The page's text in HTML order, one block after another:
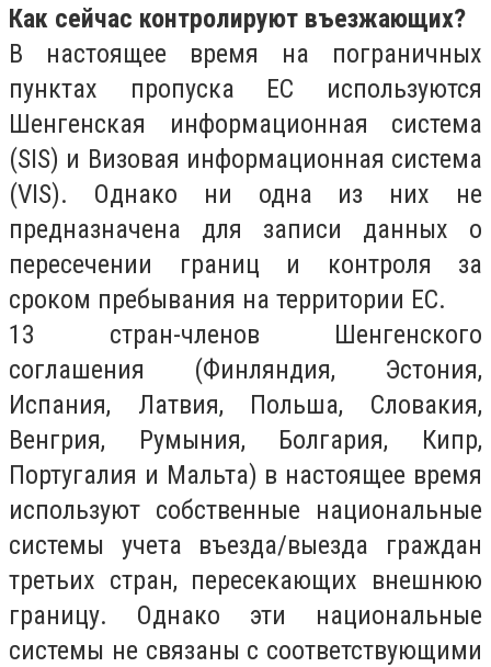
Как сейчас контролируют въезжающих?
В настоящее время на пограничных
пунктах пропуска ЕС используются
Шенгенская информационная система
(SIS) и Визовая информационная система
(VIS). Однако ни одна из них не
предназначена для записи данных о
пересечении границ и контроля за
сроком пребывания на территории ЕС.
13 стран-членов Шенгенского
соглашения (Финляндия, Эстония,
Испания, Латвия, Польша, Словакия,
Венгрия, Румыния, Болгария, Кипр,
Португалия и Мальта) в настоящее время
используют собственные национальные
системы учета въезда/выезда граждан
третьих стран, пересекающих внешнюю
границу. Однако эти национальные
системы не связаны с соответствующими